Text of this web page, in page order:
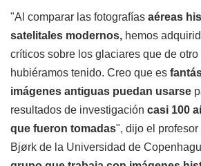
"Al comparar las fotografías aéreas
satelitales modernos, hemos
críticos sobre los glaciares que de otro
hubiéramos tenido. Creo que es
imágenes antiguas puedan usarse
resultados de investigación casi 100
que fueron tomadas", dijo el
Bjørk de la Universidad de